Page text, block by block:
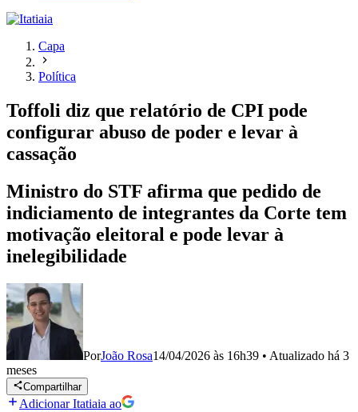
Capa
Política
Toffoli diz que relatório de CPI pode
configurar abuso de poder e levar à
cassação
Ministro do STF afirma que pedido de
indiciamento de integrantes da Corte tem
motivação eleitoral e pode levar à
inelegibilidade
PorJoão Rosa14/04/2026 às 16h39 • Atualizado há 3
meses
Compartilhar
Adicionar Itatiaia ao